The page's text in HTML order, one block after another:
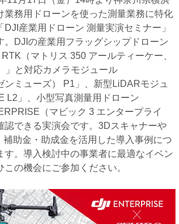
業務用ドローンを使った測量業務に特化
DJI産業用ドローン 測量実演セミナー」
。DJIの産業用フラッグシップドローン
RTK（マトリス 350 アールティーケー、
」と対応カメラモジュール
ンミューズ） P1」、新型LiDARモジュ
L2」、小型写真測量用ドローン
（マビック 3 エンタープライ
認できる実演会です。3Dスキャナーや
助金・助成金を活用した導入事例につ
す。導入検討中の事業者に最適なイベン
ひこの機会にご参加ください。